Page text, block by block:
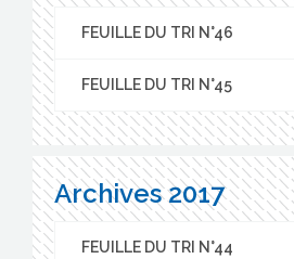
FEUILLE DU TRI N°46
FEUILLE DU TRI N°45
Archives 2017
FEUILLE DU TRI N°44